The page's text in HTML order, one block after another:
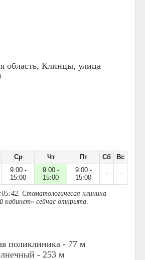
область, Клинцы, улица
Ср Чт Пт Сб
Вс
9:00 -
15:00
9:00 -
15:00
9:00 -
15:00
- -
Стоматологичесая клиника
кабинет» сейчас открыта.
поликлиника - 77 м
- 253 м